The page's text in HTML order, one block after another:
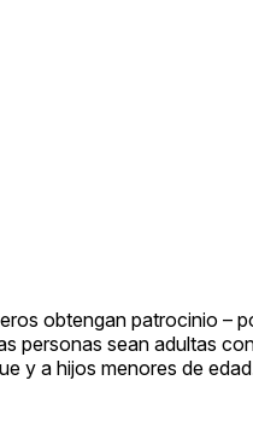
obtengan patrocinio –
personas sean adultas
y a hijos menores de